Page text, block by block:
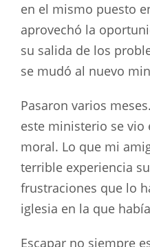
en el mismo puesto
aprovechó la
su salida de los
se mudó al nuevo
Pasaron varios
este ministerio se vio
moral. Lo que mi
terrible experiencia
frustraciones que lo
iglesia en la que
Escapar no siempre